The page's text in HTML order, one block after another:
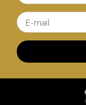
E-mail